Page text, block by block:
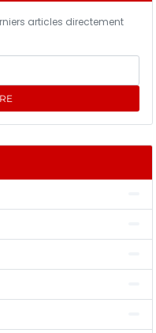
articles directement